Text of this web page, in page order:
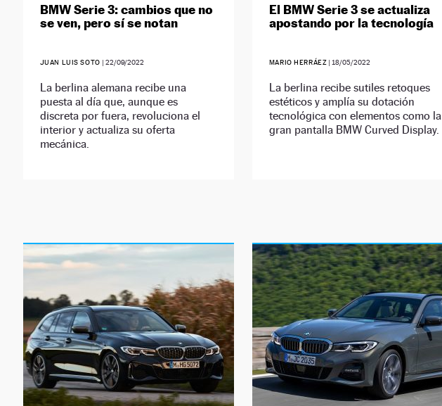
BMW Serie 3: cambios que no
se ven, pero sí se notan
JUAN LUIS SOTO | 22/09/2022
La berlina alemana recibe una
puesta al día que, aunque es
discreta por fuera, revoluciona el
interior y actualiza su oferta
mecánica.
El BMW Serie 3 se actualiza
apostando por la tecnología
MARIO HERRÁEZ | 18/05/2022
La berlina recibe sutiles retoques
estéticos y amplía su dotación
tecnológica con elementos como la
gran pantalla BMW Curved Display.